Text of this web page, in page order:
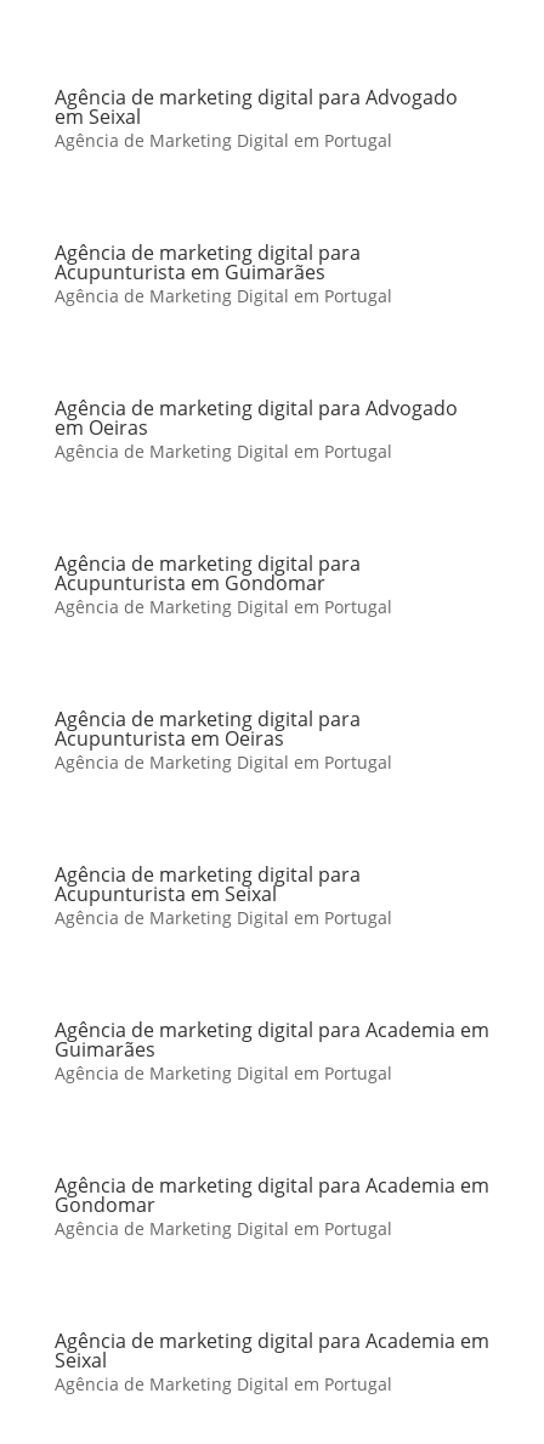
Agência de marketing digital para Advogado
em Seixal
Agência de Marketing Digital em Portugal
Agência de marketing digital para
Acupunturista em Guimarães
Agência de Marketing Digital em Portugal
Agência de marketing digital para Advogado
em Oeiras
Agência de Marketing Digital em Portugal
Agência de marketing digital para
Acupunturista em Gondomar
Agência de Marketing Digital em Portugal
Agência de marketing digital para
Acupunturista em Oeiras
Agência de Marketing Digital em Portugal
Agência de marketing digital para
Acupunturista em Seixal
Agência de Marketing Digital em Portugal
Agência de marketing digital para Academia em
Guimarães
Agência de Marketing Digital em Portugal
Agência de marketing digital para Academia em
Gondomar
Agência de Marketing Digital em Portugal
Agência de marketing digital para Academia em
Seixal
Agência de Marketing Digital em Portugal